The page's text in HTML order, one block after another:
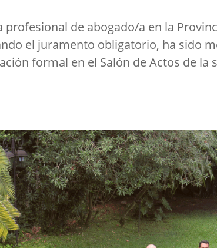
profesional de abogado/a en la
el juramento obligatorio, ha sido
formal en el Salón de Actos de la